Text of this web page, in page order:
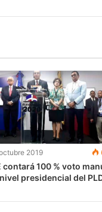
2019
contará 100 % voto
presidencial del